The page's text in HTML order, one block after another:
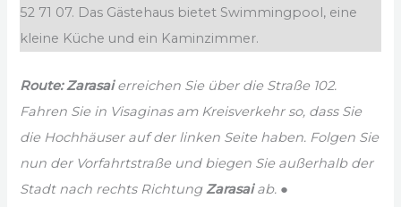
52 71 07. Das Gästehaus bietet Swimmingpool, eine
kleine Küche und ein Kaminzimmer.
Route: Zarasaierreichen Sie über die Straße 102.
Fahren Sie in Visaginas am Kreisverkehr so, dass Sie
die Hochhäuser auf der linken Seite haben. Folgen Sie
nun der Vorfahrtstraße und biegen Sie außerhalb der
Stadt nach rechts RichtungZarasaiab. ●